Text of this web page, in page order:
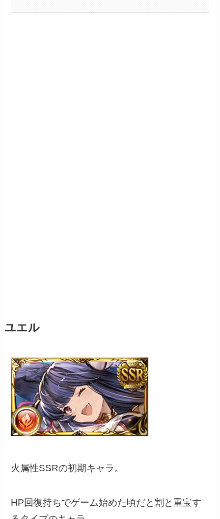
ユエル
火属性SSRの初期キャラ。
HP回復持ちでゲーム始めた頃だと割と重宝す